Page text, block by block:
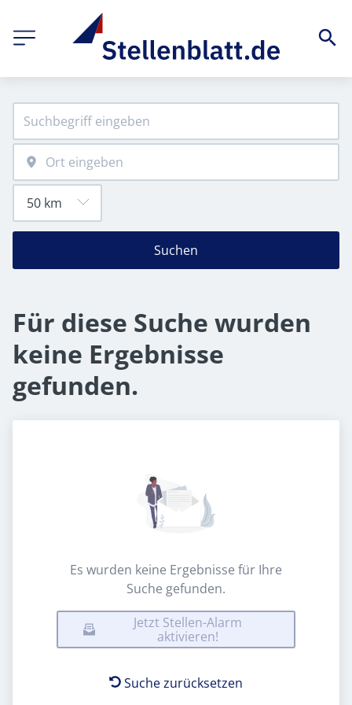
Suchen
Für diese Suche wurden
keine Ergebnisse
gefunden.
Es wurden keine Ergebnisse für Ihre
Suche gefunden.
Jetzt Stellen-Alarm
aktivieren!
Suche zurücksetzen